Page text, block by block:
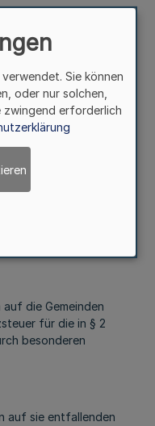
und Technik
Berechnungen die für
Unterlagen.
Landeshauptkasse.
auf die Gemeinden
für die in § 2
besonderen
auf sie entfallenden
Sie können
oder nur solchen,
zwingend erforderlich